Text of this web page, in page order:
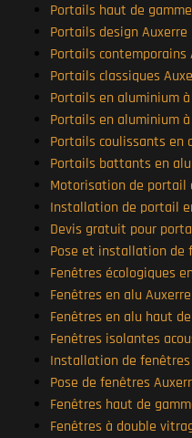
Portails haut de
Portails design Auxerre
Portails contemporains
Portails classiques
Portails en aluminium
Portails en aluminium
Portails coulissants en
Portails battants en
Motorisation de portail
Installation de portail
Devis gratuit pour
Pose et installation de
Fenêtres écologiques
Fenêtres en alu Auxerre
Fenêtres en alu haut
Fenêtres isolantes
Installation de fenêtres
Pose de fenêtres
Fenêtres haut de
Fenêtres à double